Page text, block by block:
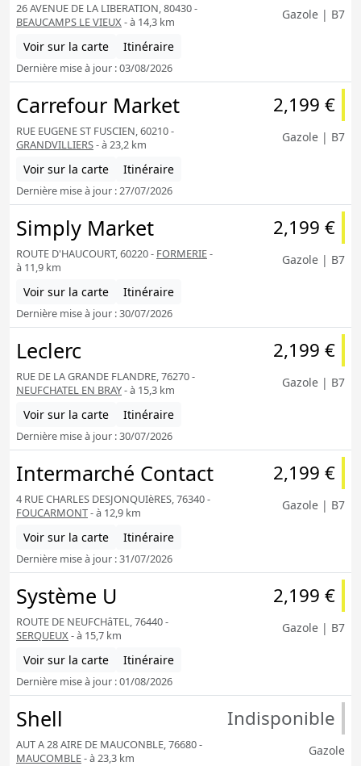
26 AVENUE DE LA LIBERATION, 80430 -
BEAUCAMPS LE VIEUX- à 14,3 km
Voir sur la carte Itinéraire
Dernière mise à jour : 03/08/2026
Gazole | B7
Carrefour Market
RUE EUGENE ST FUSCIEN, 60210 -
GRANDVILLIERS- à 23,2 km
Voir sur la carte Itinéraire
Dernière mise à jour : 27/07/2026
2,199 €
Gazole | B7
Simply Market
ROUTE D'HAUCOURT, 60220 - FORMERIE-
à 11,9 km
Voir sur la carte Itinéraire
Dernière mise à jour : 30/07/2026
2,199 €
Gazole | B7
Leclerc
RUE DE LA GRANDE FLANDRE, 76270 -
NEUFCHATEL EN BRAY- à 15,3 km
Voir sur la carte Itinéraire
Dernière mise à jour : 30/07/2026
2,199 €
Gazole | B7
Intermarché Contact
4 RUE CHARLES DESJONQUIèRES, 76340 -
FOUCARMONT- à 12,9 km
Voir sur la carte Itinéraire
Dernière mise à jour : 31/07/2026
2,199 €
Gazole | B7
Système U
ROUTE DE NEUFCHâTEL, 76440 -
SERQUEUX- à 15,7 km
Voir sur la carte Itinéraire
Dernière mise à jour : 01/08/2026
2,199 €
Gazole | B7
Shell
AUT A 28 AIRE DE MAUCONBLE, 76680 -
MAUCOMBLE- à 23,3 km
Indisponible
Gazole